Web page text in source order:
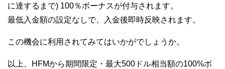
に達するまで) 100％ボーナスが付与されます。
最低入金額の設定なしで、入金後即時反映されます。
この機会に利用されてみてはいかがでしょうか。
以上、HFMから期間限定・最大500ドル相当額の100%ボ